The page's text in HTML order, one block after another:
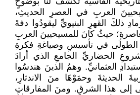
العربِ في العصرِ الحديثِ،
ذلكَ القهرِ البنيويِّ ليقودُوا دفةَ
حيثُ كانَ للمسيحيينَ العربِ
الطولَى في تأسيسِ وصياغةِ فكرةِ
الحضاريِّ الجامعِ الذي أرادَ
العثمانيِّ. وهمُ الذينَ هندسُوا
الحديثةَ وحمَوْهَا منَ الاندثارِ،
إلى هذا الشرقِ. ومنَ المفارقاتِ